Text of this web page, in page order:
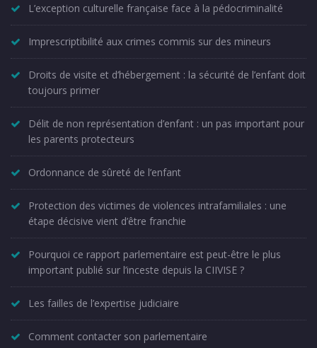
L’exception culturelle française face à la pédocriminalité
Imprescriptibilité aux crimes commis sur des mineurs
Droits de visite et d’hébergement : la sécurité de l’enfant doit
toujours primer
Délit de non représentation d’enfant : un pas important pour
les parents protecteurs
Ordonnance de sûreté de l’enfant
Protection des victimes de violences intrafamiliales : une
étape décisive vient d’être franchie
Pourquoi ce rapport parlementaire est peut-être le plus
important publié sur l’inceste depuis la CIIVISE ?
Les failles de l’expertise judiciaire
Comment contacter son parlementaire